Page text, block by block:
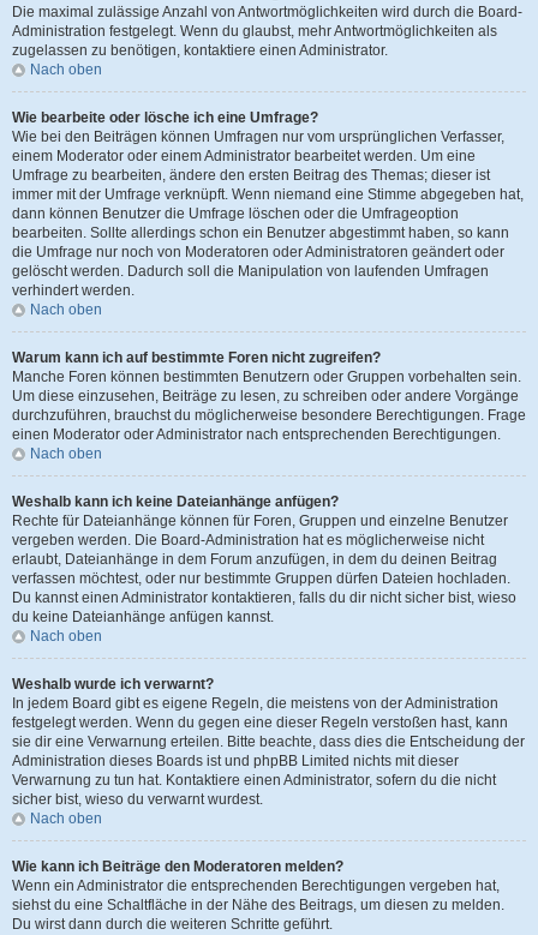
Die maximal zulässige Anzahl von Antwortmöglichkeiten wird durch die Board-
Administration festgelegt. Wenn du glaubst, mehr Antwortmöglichkeiten als
zugelassen zu benötigen, kontaktiere einen Administrator.
Nach oben
Wie bearbeite oder lösche ich eine Umfrage?
Wie bei den Beiträgen können Umfragen nur vom ursprünglichen Verfasser,
einem Moderator oder einem Administrator bearbeitet werden. Um eine
Umfrage zu bearbeiten, ändere den ersten Beitrag des Themas; dieser ist
immer mit der Umfrage verknüpft. Wenn niemand eine Stimme abgegeben hat,
dann können Benutzer die Umfrage löschen oder die Umfrageoption
bearbeiten. Sollte allerdings schon ein Benutzer abgestimmt haben, so kann
die Umfrage nur noch von Moderatoren oder Administratoren geändert oder
gelöscht werden. Dadurch soll die Manipulation von laufenden Umfragen
verhindert werden.
Nach oben
Warum kann ich auf bestimmte Foren nicht zugreifen?
Manche Foren können bestimmten Benutzern oder Gruppen vorbehalten sein.
Um diese einzusehen, Beiträge zu lesen, zu schreiben oder andere Vorgänge
durchzuführen, brauchst du möglicherweise besondere Berechtigungen. Frage
einen Moderator oder Administrator nach entsprechenden Berechtigungen.
Nach oben
Weshalb kann ich keine Dateianhänge anfügen?
Rechte für Dateianhänge können für Foren, Gruppen und einzelne Benutzer
vergeben werden. Die Board-Administration hat es möglicherweise nicht
erlaubt, Dateianhänge in dem Forum anzufügen, in dem du deinen Beitrag
verfassen möchtest, oder nur bestimmte Gruppen dürfen Dateien hochladen.
Du kannst einen Administrator kontaktieren, falls du dir nicht sicher bist, wieso
du keine Dateianhänge anfügen kannst.
Nach oben
Weshalb wurde ich verwarnt?
In jedem Board gibt es eigene Regeln, die meistens von der Administration
festgelegt werden. Wenn du gegen eine dieser Regeln verstoßen hast, kann
sie dir eine Verwarnung erteilen. Bitte beachte, dass dies die Entscheidung der
Administration dieses Boards ist und phpBB Limited nichts mit dieser
Verwarnung zu tun hat. Kontaktiere einen Administrator, sofern du die nicht
sicher bist, wieso du verwarnt wurdest.
Nach oben
Wie kann ich Beiträge den Moderatoren melden?
Wenn ein Administrator die entsprechenden Berechtigungen vergeben hat,
siehst du eine Schaltfläche in der Nähe des Beitrags, um diesen zu melden.
Du wirst dann durch die weiteren Schritte geführt.